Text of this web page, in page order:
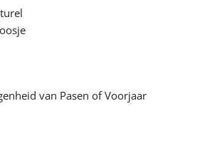
van Pasen of Voorjaar